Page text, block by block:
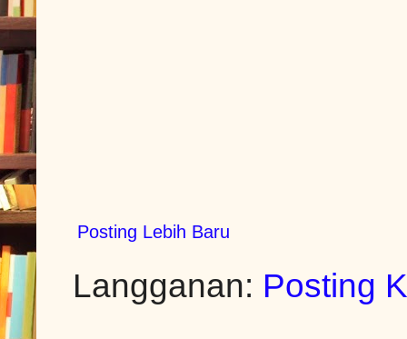
Posting Lebih Baru
Langganan: Posting